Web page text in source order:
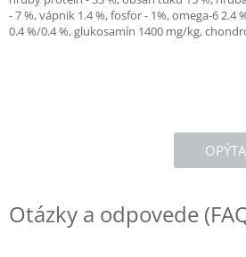
- 7 %, vápnik 1.4 %, fosfor - 1%, omega-6 2.4
0.4 %/0.4 %, glukosamín 1400 mg/kg,
Otázky a odpovede